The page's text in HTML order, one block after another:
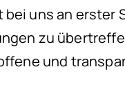
uns an erster
zu
und